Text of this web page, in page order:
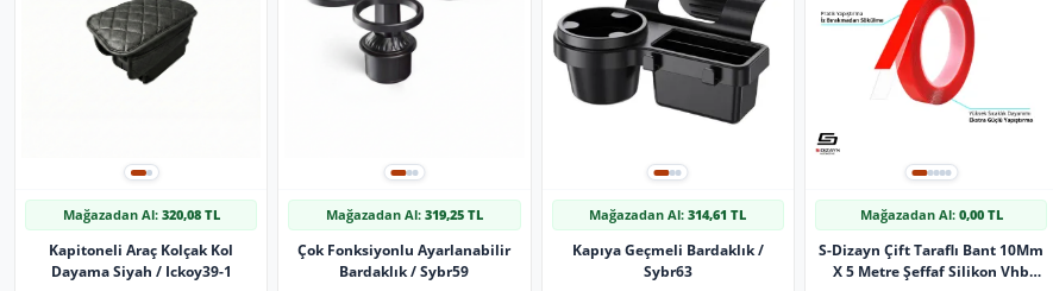
Mağazadan Al: 320,08 TL
Kapitoneli Araç Kolçak Kol
Dayama Siyah / Ickoy39-1
Mağazadan Al: 319,25 TL
Çok Fonksiyonlu Ayarlanabilir
Bardaklık / Sybr59
Mağazadan Al:314,61 TL
Kapıya Geçmeli Bardaklık /
Sybr63
Mağazadan Al: 0,00 TL
S-Dizayn Çift Taraflı Bant 10Mm
X 5 Metre Şeffaf Silikon Vhb